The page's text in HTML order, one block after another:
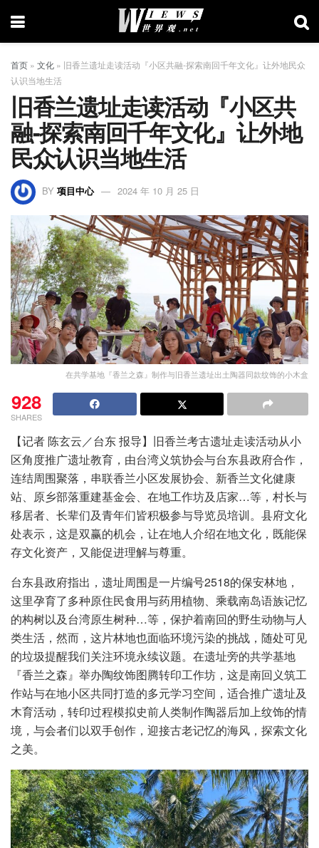
首页 » 文化 » 旧香兰遗址走读活动『小区共融-探索南回千年文化』让外地民众
认识当地生活
旧香兰遗址走读活动『小区共
融-探索南回千年文化』让外地
民众认识当地生活
BY 项目中心 2024 年 10 月 25 日
在共学基地『香兰之森』制作与旧香兰遗址出土陶器同款纹饰的小木盒
928
SHARES
【记者 陈玄云／台东 报导】旧香兰考古遗址走读活动从小
区角度推广遗址教育，由台湾义筑协会与台东县政府合作，
连结周围聚落，串联香兰小区发展协会、新香兰文化健康
站、原乡部落重建基金会、在地工作坊及店家…等，村长与
移居者、长辈们及青年们皆积极参与导览员培训。县府文化
处表示，这是双赢的机会，让在地人介绍在地文化，既能保
存文化资产，又能促进理解与尊重。
台东县政府指出，遗址周围是一片编号2518的保安林地，
这里孕育了多种原住民食用与药用植物、乘载南岛语族记忆
的构树以及台湾原生树种…等，保护着南回的野生动物与人
类生活，然而，这片林地也面临环境污染的挑战，随处可见
的垃圾提醒我们关注环境永续议题。在遗址旁的共学基地
『香兰之森』举办陶纹饰图腾转印工作坊，这是南回义筑工
作站与在地小区共同打造的多元学习空间，适合推广遗址及
木育活动，转印过程模拟史前人类制作陶器后加上纹饰的情
境，与会者们以双手创作，迎接古老记忆的海风，探索文化
之美。